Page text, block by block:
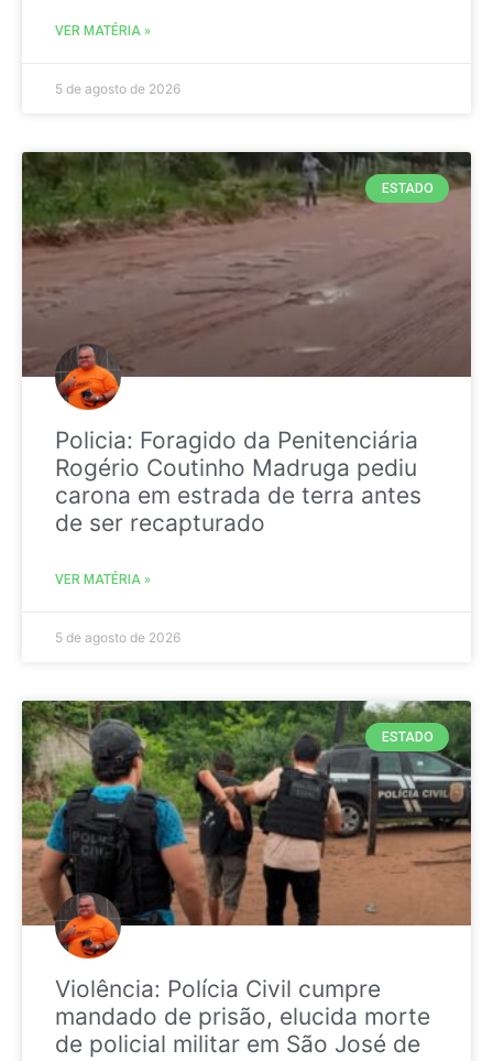
VER MATÉRIA »
5 de agosto de 2026
ESTADO
Policia: Foragido da Penitenciária
Rogério Coutinho Madruga pediu
carona em estrada de terra antes
de ser recapturado
VER MATÉRIA »
5 de agosto de 2026
ESTADO
Violência: Polícia Civil cumpre
mandado de prisão, elucida morte
de policial militar em São José de